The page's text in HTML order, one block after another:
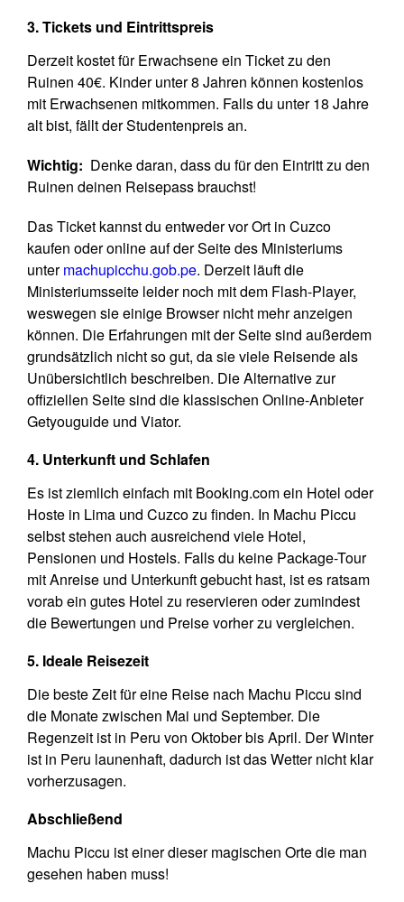
3. Tickets und Eintrittspreis
Derzeit kostet für Erwachsene ein Ticket zu den
Ruinen 40€. Kinder unter 8 Jahren können kostenlos
mit Erwachsenen mitkommen. Falls du unter 18 Jahre
alt bist, fällt der Studentenpreis an.
Wichtig: Denke daran, dass du für den Eintritt zu den
Ruinen deinen Reisepass brauchst!
Das Ticket kannst du entweder vor Ort in Cuzco
kaufen oder online auf der Seite des Ministeriums
untermachupicchu.gob.pe. Derzeit läuft die
Ministeriumsseite leider noch mit dem Flash-Player,
weswegen sie einige Browser nicht mehr anzeigen
können. Die Erfahrungen mit der Seite sind außerdem
grundsätzlich nicht so gut, da sie viele Reisende als
Unübersichtlich beschreiben. Die Alternative zur
offiziellen Seite sind die klassischen Online-Anbieter
Getyouguide und Viator.
4. Unterkunft und Schlafen
Es ist ziemlich einfach mit Booking.com ein Hotel oder
Hoste in Lima und Cuzco zu finden. In Machu Piccu
selbst stehen auch ausreichend viele Hotel,
Pensionen und Hostels. Falls du keine Package-Tour
mit Anreise und Unterkunft gebucht hast, ist es ratsam
vorab ein gutes Hotel zu reservieren oder zumindest
die Bewertungen und Preise vorher zu vergleichen.
5. Ideale Reisezeit
Die beste Zeit für eine Reise nach Machu Piccu sind
die Monate zwischen Mai und September. Die
Regenzeit ist in Peru von Oktober bis April. Der Winter
ist in Peru launenhaft, dadurch ist das Wetter nicht klar
vorherzusagen.
Abschließend
Machu Piccu ist einer dieser magischen Orte die man
gesehen haben muss!